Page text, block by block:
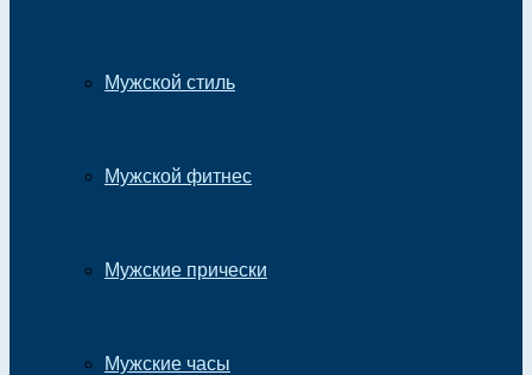
Мужской стиль
Мужской фитнес
Мужские прически
Мужские часы